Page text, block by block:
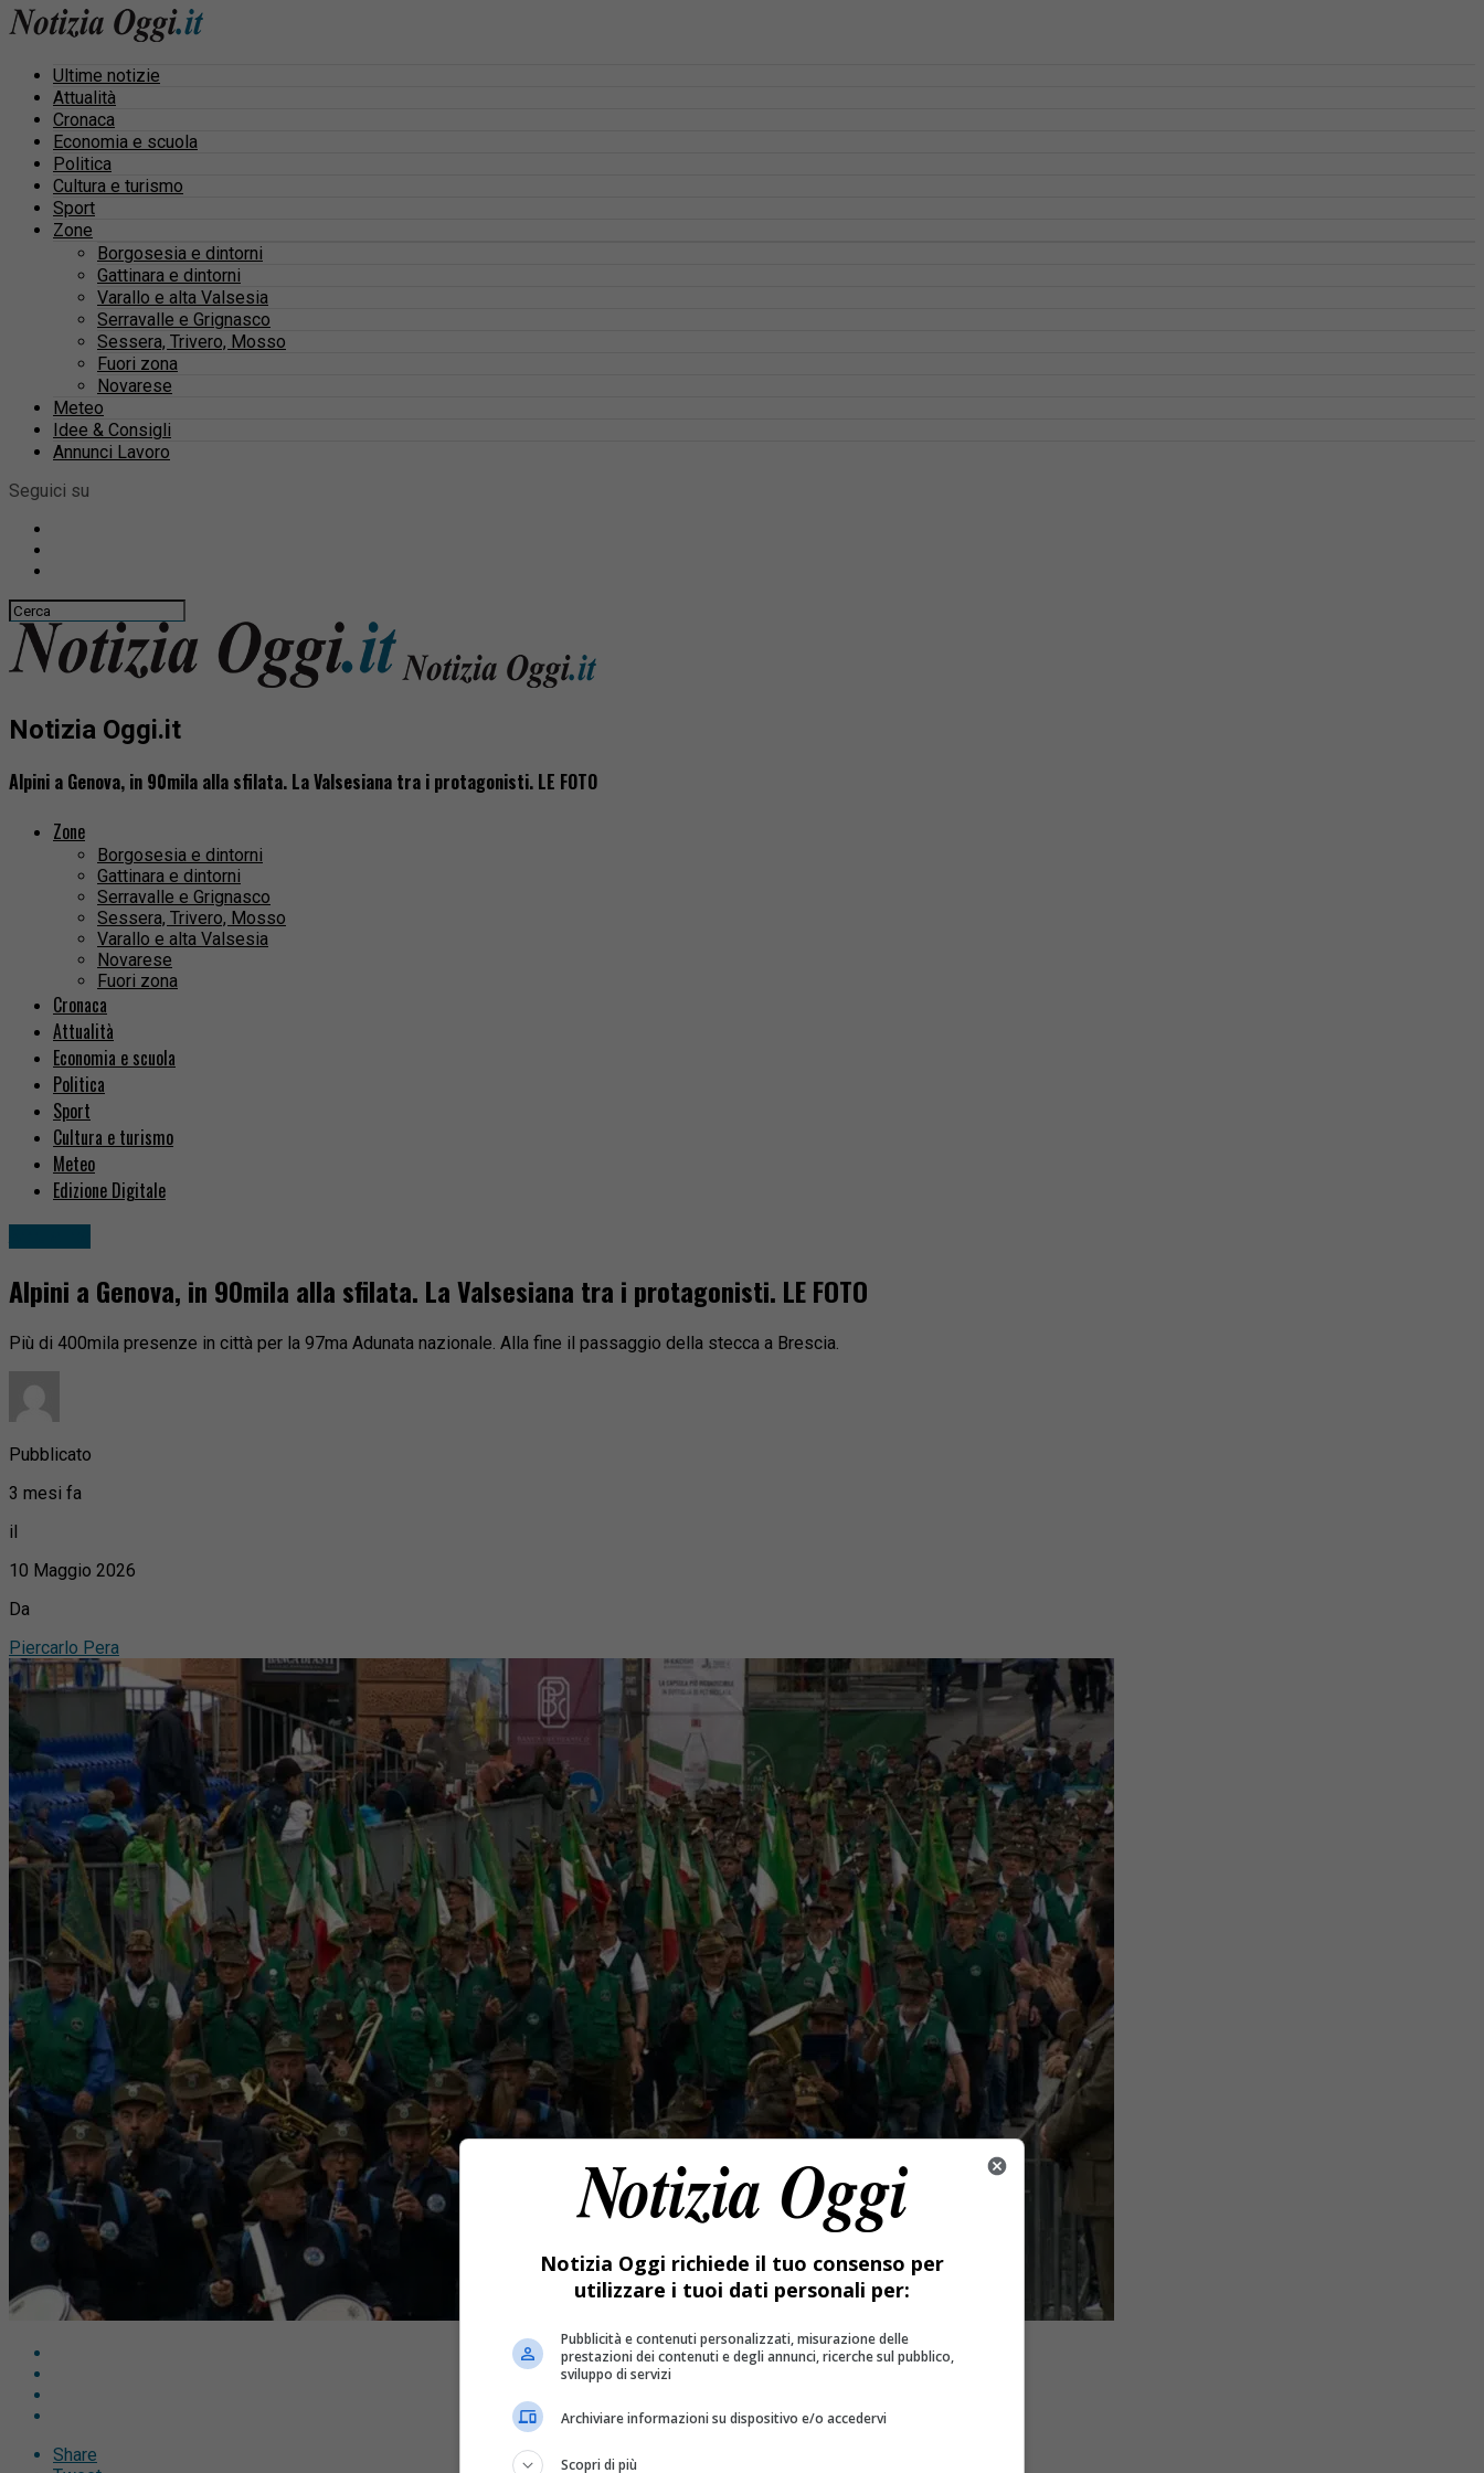
Ultime notizie
Attualità
Cronaca
Economia e scuola
Politica
Cultura e turismo
Sport
Zone
Borgosesia e dintorni
Gattinara e dintorni
Varallo e alta Valsesia
Serravalle e Grignasco
Sessera, Trivero, Mosso
Fuori zona
Novarese
Meteo
Idee & Consigli
Annunci Lavoro
Seguici su
Notizia Oggi.it
Alpini a Genova, in 90mila alla sfilata. La Valsesiana tra i protagonisti. LE FOTO
Zone
Borgosesia e dintorni
Gattinara e dintorni
Serravalle e Grignasco
Sessera, Trivero, Mosso
Varallo e alta Valsesia
Novarese
Fuori zona
Cronaca
Attualità
Economia e scuola
Politica
Sport
Cultura e turismo
Meteo
Edizione Digitale
Alpini a Genova, in 90mila alla sfilata. La Valsesiana tra i protagonisti. LE FOTO
Più di 400mila presenze in città per la 97ma Adunata nazionale. Alla fine il passaggio della stecca a Brescia.
Pubblicato
3 mesi fa
il
10 Maggio 2026
Da
Piercarlo Pera
Share
Notizia Oggi richiede il tuo consenso per
utilizzare i tuoi dati personali per:
Pubblicità e contenuti personalizzati, misurazione delle
prestazioni dei contenuti e degli annunci, ricerche sul pubblico,
sviluppo di servizi
Archiviare informazioni su dispositivo e/o accedervi
Scopri di più